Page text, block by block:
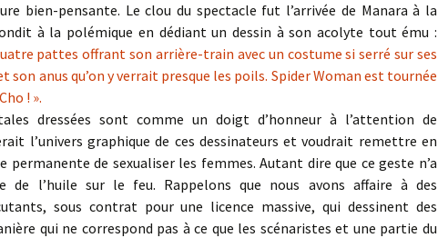
bien-pensante. Le clou du spectacle fut l’arrivée de Manara à la
à la polémique en dédiant un dessin à son acolyte tout ému :
pattes offrant son arrière-train avec un costume si serré sur ses
son anus qu’on y verrait presque les poils. Spider Woman est tournée
! ».
dressées sont comme un doigt d’honneur à l’attention de
l’univers graphique de ces dessinateurs et voudrait remettre en
permanente de sexualiser les femmes. Autant dire que ce geste n’a
de l’huile sur le feu. Rappelons que nous avons affaire à des
sous contrat pour une licence massive, qui dessinent des
qui ne correspond pas à ce que les scénaristes et une partie du